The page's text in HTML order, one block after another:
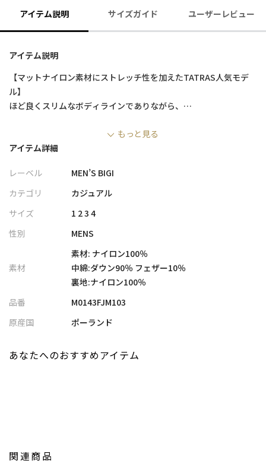
アイテム説明 サイズガイド ユーザーレビュー
アイテム説明
【マットナイロン素材にストレッチ性を加えたTATRAS人気モデ
ル】
ほど良くスリムなボディラインでありながら、
BORBORE(ボルボレ)がTATRASから登場。
マットナイロンの上品で落ち着いた表情が大人の雰囲気を演出。
一見シンプルな見た目ですが、ワイドサイズのジップポケットを
防寒性も抜群！かつ、ストレッチの効いた大変着心地の良い一着
です。
最高級のホワイトグースを使い、保温性の高さと軽さを両立させ
た魅力的なダウンブルゾンです。
腕周りを細身のシルエットにして、シャープな印象。
ブロックキルトのダウンバックでダウン特有のボリュームも抑
【ディテール】
機能面の向上と見た目のポイントをプラスしています。
もっと見る
アイテム詳細
レーベル
MEN’S BIGI
カテゴリ
カジュアル
サイズ
1 2 3 4
性別
MENS
素材
素材: ナイロン100％
中綿:ダウン90％ フェザー10％
裏地:ナイロン100％
品番
M0143FJM103
原産国
ポーランド
関連商品
あなたへのおすすめアイテム